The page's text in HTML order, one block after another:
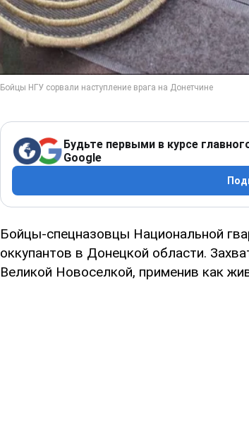
Будьте первыми в курсе
Google
Бойцы-спецназовцы Национальной
оккупантов в Донецкой области.
Великой Новоселкой, применив как